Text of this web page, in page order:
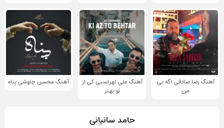
آهنگ رضا صادقی اگه بی
من
آهنگ علی لهراسبی کی از
تو ‌بهتر
آهنگ محسن چاوشی پناه
حامد سانیانی